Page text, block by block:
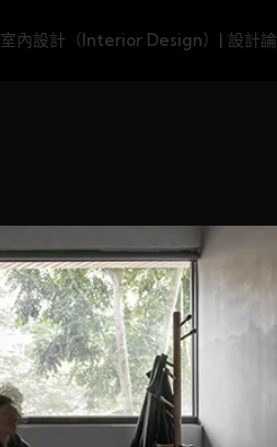
室內設計（Interior Design）| 設計論